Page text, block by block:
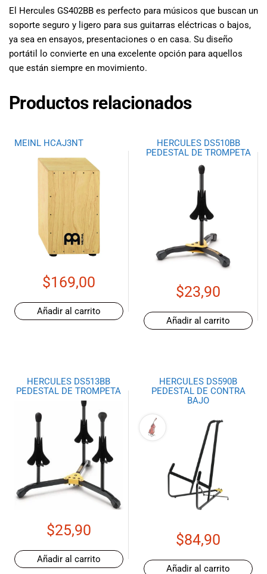
El Hercules GS402BB es perfecto para músicos que buscan un
soporte seguro y ligero para sus guitarras eléctricas o bajos,
ya sea en ensayos, presentaciones o en casa. Su diseño
portátil lo convierte en una excelente opción para aquellos
que están siempre en movimiento.
Productos relacionados
MEINL HCAJ3NT
$169,00
Añadir al carrito
HERCULES DS510BB
PEDESTAL DE TROMPETA
$23,90
Añadir al carrito
HERCULES DS513BB
PEDESTAL DE TROMPETA
$25,90
Añadir al carrito
HERCULES DS590B
PEDESTAL DE CONTRA
BAJO
$84,90
Añadir al carrito